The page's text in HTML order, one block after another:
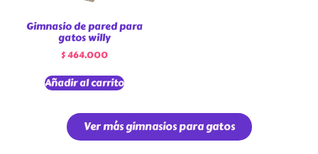
Gimnasio de pared para
gatos willy
$464.000
Añadir al carrito
Ver más gimnasios para gatos